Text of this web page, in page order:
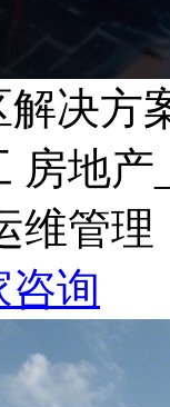
解决方
房地产
维管理
咨询